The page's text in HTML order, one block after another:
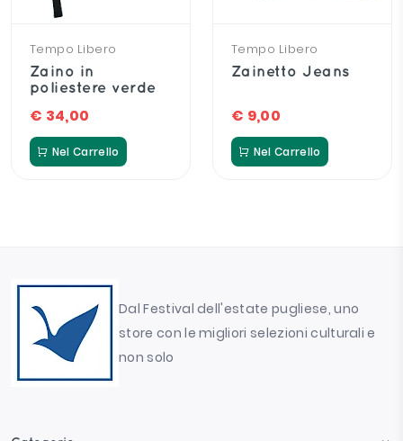
Tempo Libero
Zaino in
poliestere verde
€ 34,00
Nel Carrello
Tempo Libero
Zainetto Jeans
€ 9,00
Nel Carrello
Dal Festival dell'estate pugliese, uno
store con le migliori selezioni culturali e
non solo